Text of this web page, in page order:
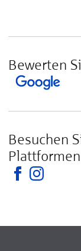
Bewerten
Besuchen
Plattformen